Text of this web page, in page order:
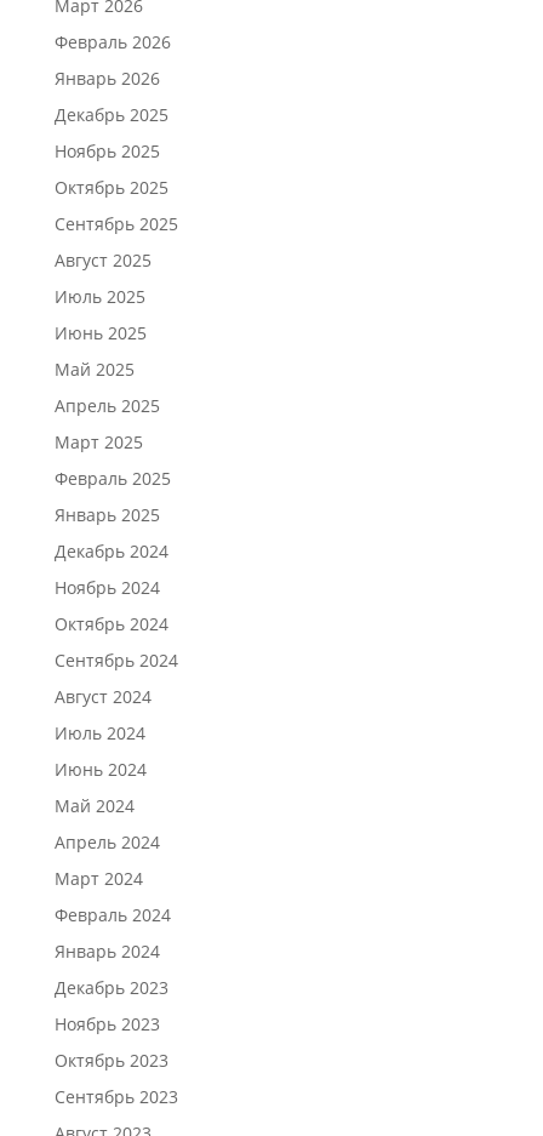
Март 2026
Февраль 2026
Январь 2026
Декабрь 2025
Ноябрь 2025
Октябрь 2025
Сентябрь 2025
Август 2025
Июль 2025
Июнь 2025
Май 2025
Апрель 2025
Март 2025
Февраль 2025
Январь 2025
Декабрь 2024
Ноябрь 2024
Октябрь 2024
Сентябрь 2024
Август 2024
Июль 2024
Июнь 2024
Май 2024
Апрель 2024
Март 2024
Февраль 2024
Январь 2024
Декабрь 2023
Ноябрь 2023
Октябрь 2023
Сентябрь 2023